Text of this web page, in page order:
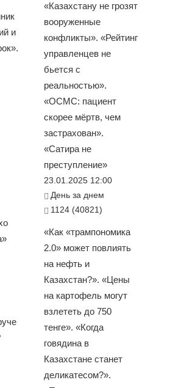
и
«Казахстану не грозят
вооруженные
конфликты». «Рейтинг
управленцев не
бьется с
реальностью».
«ОСМС: пациент
скорее мёртв, чем
застрахован».
«Сатира не
преступление»
23.01.2025 12:00
День за днем
1124 (40821)
«Как «трампономика
2.0» может повлиять
на нефть и
Казахстан?». «Цены
на картофель могут
взлететь до 750
тенге». «Когда
говядина в
Казахстане станет
деликатесом?».